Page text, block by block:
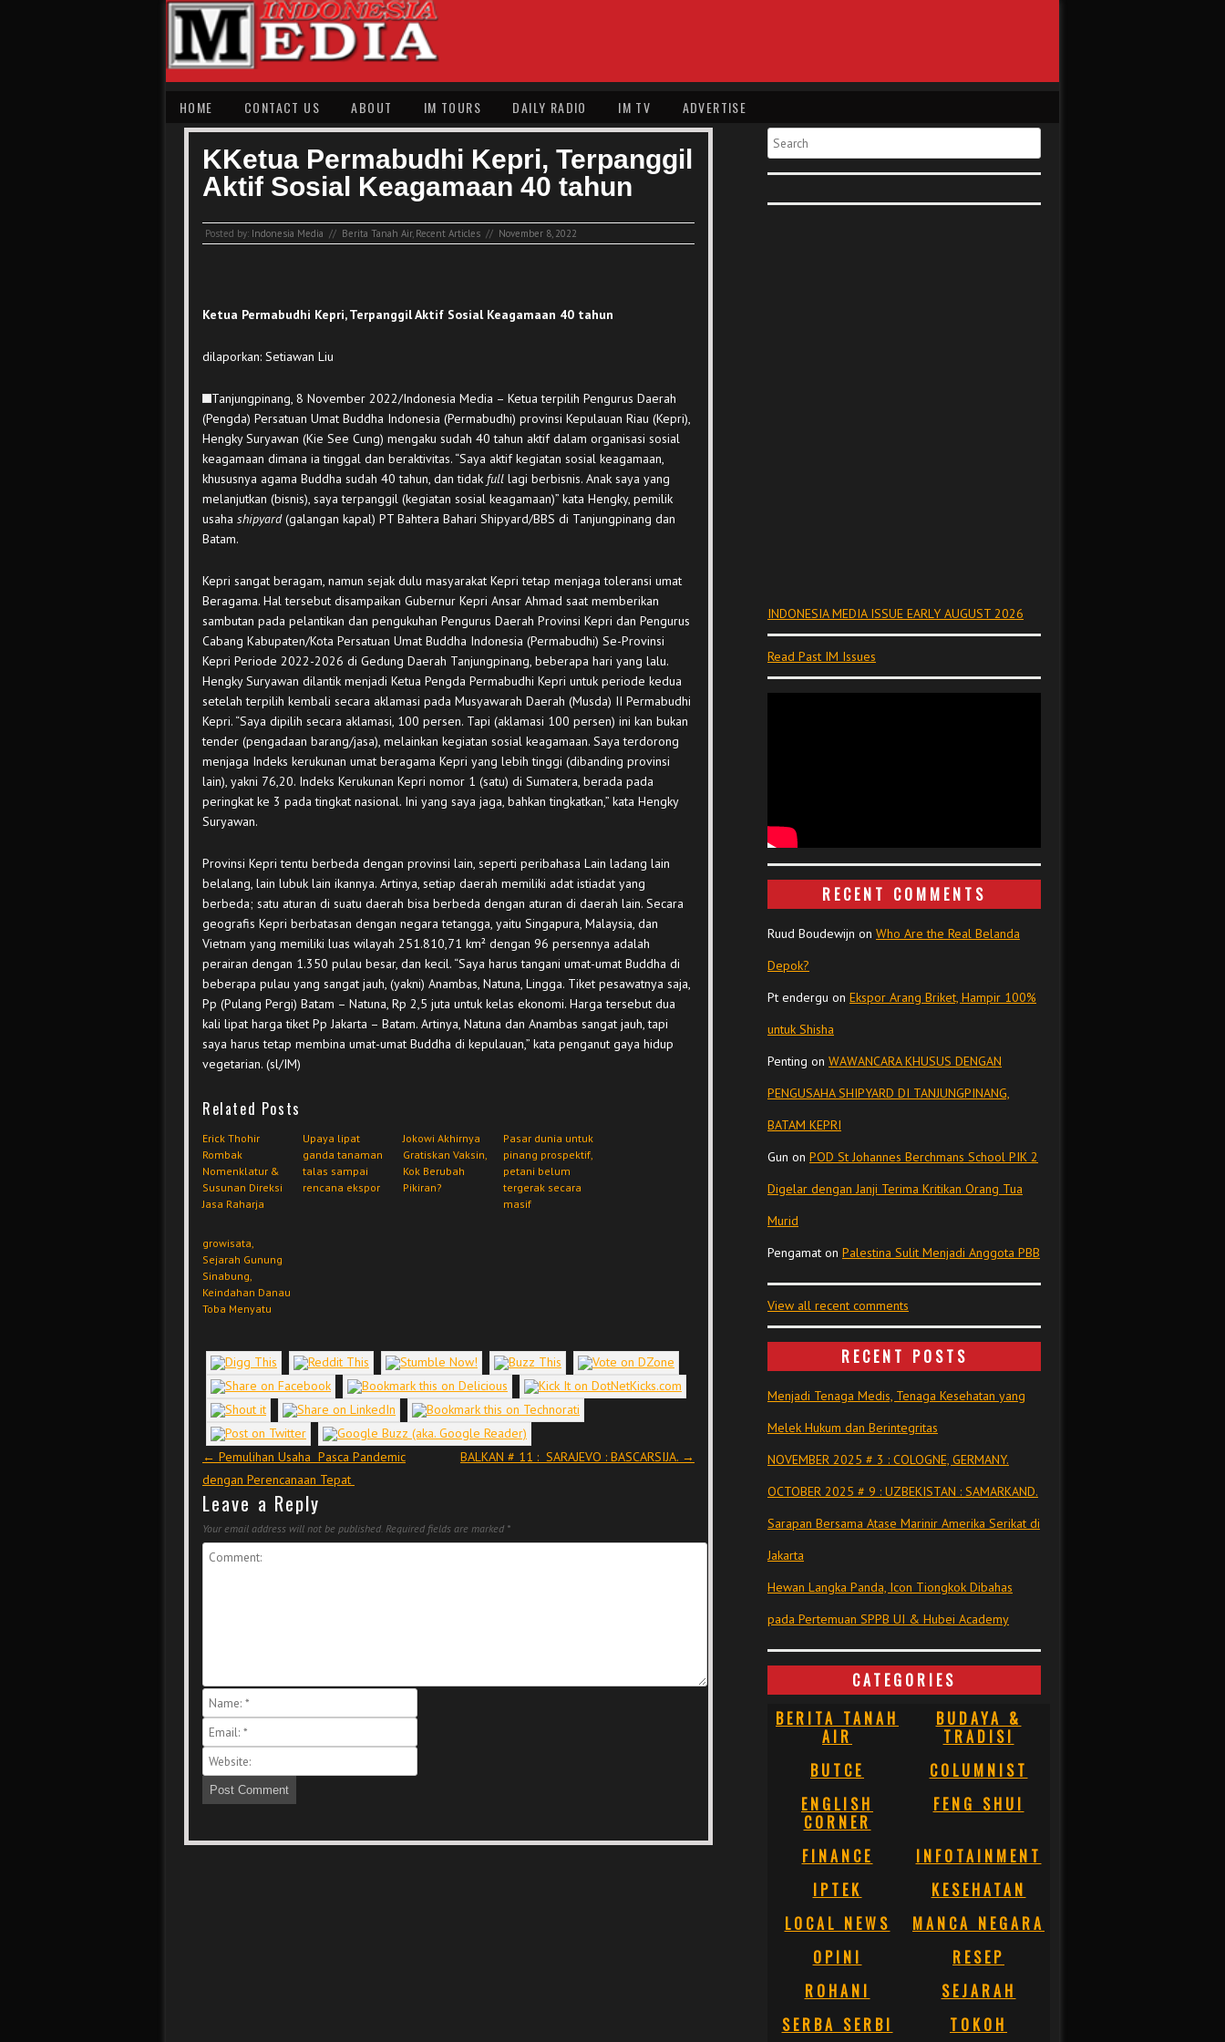
HOME CONTACT US ABOUT IM TOURS DAILY RADIO IM TV ADVERTISE
KKetua Permabudhi Kepri, Terpanggil
Aktif Sosial Keagamaan 40 tahun
Posted by: Indonesia Media // Berita Tanah Air, Recent Articles // November 8, 2022
Ketua Permabudhi Kepri, Terpanggil Aktif Sosial Keagamaan 40 tahun
dilaporkan: Setiawan Liu
Tanjungpinang, 8 November 2022/Indonesia Media – Ketua terpilih Pengurus Daerah
(Pengda) Persatuan Umat Buddha Indonesia (Permabudhi) provinsi Kepulauan Riau (Kepri),
Hengky Suryawan (Kie See Cung) mengaku sudah 40 tahun aktif dalam organisasi sosial
keagamaan dimana ia tinggal dan beraktivitas. “Saya aktif kegiatan sosial keagamaan,
khususnya agama Buddha sudah 40 tahun, dan tidak full lagi berbisnis. Anak saya yang
melanjutkan (bisnis), saya terpanggil (kegiatan sosial keagamaan)” kata Hengky, pemilik
usaha shipyard(galangan kapal) PT Bahtera Bahari Shipyard/BBS di Tanjungpinang dan
Batam.
Kepri sangat beragam, namun sejak dulu masyarakat Kepri tetap menjaga toleransi umat
Beragama. Hal tersebut disampaikan Gubernur Kepri Ansar Ahmad saat memberikan
sambutan pada pelantikan dan pengukuhan Pengurus Daerah Provinsi Kepri dan Pengurus
Cabang Kabupaten/Kota Persatuan Umat Buddha Indonesia (Permabudhi) Se-Provinsi
Kepri Periode 2022-2026 di Gedung Daerah Tanjungpinang, beberapa hari yang lalu.
Hengky Suryawan dilantik menjadi Ketua Pengda Permabudhi Kepri untuk periode kedua
setelah terpilih kembali secara aklamasi pada Musyawarah Daerah (Musda) II Permabudhi
Kepri. “Saya dipilih secara aklamasi, 100 persen. Tapi (aklamasi 100 persen) ini kan bukan
tender (pengadaan barang/jasa), melainkan kegiatan sosial keagamaan. Saya terdorong
menjaga Indeks kerukunan umat beragama Kepri yang lebih tinggi (dibanding provinsi
lain), yakni 76,20. Indeks Kerukunan Kepri nomor 1 (satu) di Sumatera, berada pada
peringkat ke 3 pada tingkat nasional. Ini yang saya jaga, bahkan tingkatkan,” kata Hengky
Suryawan.
Provinsi Kepri tentu berbeda dengan provinsi lain, seperti peribahasa Lain ladang lain
belalang, lain lubuk lain ikannya. Artinya, setiap daerah memiliki adat istiadat yang
berbeda; satu aturan di suatu daerah bisa berbeda dengan aturan di daerah lain. Secara
geografis Kepri berbatasan dengan negara tetangga, yaitu Singapura, Malaysia, dan
Vietnam yang memiliki luas wilayah 251.810,71 km² dengan 96 persennya adalah
perairan dengan 1.350 pulau besar, dan kecil. “Saya harus tangani umat-umat Buddha di
beberapa pulau yang sangat jauh, (yakni) Anambas, Natuna, Lingga. Tiket pesawatnya saja,
Pp (Pulang Pergi) Batam – Natuna, Rp 2,5 juta untuk kelas ekonomi. Harga tersebut dua
kali lipat harga tiket Pp Jakarta – Batam. Artinya, Natuna dan Anambas sangat jauh, tapi
saya harus tetap membina umat-umat Buddha di kepulauan,” kata penganut gaya hidup
vegetarian. (sl/IM)
Related Posts
Erick Thohir
Rombak
Nomenklatur &
Susunan Direksi
Jasa Raharja
Upaya lipat
ganda tanaman
talas sampai
rencana ekspor
Jokowi Akhirnya
Gratiskan Vaksin,
Kok Berubah
Pikiran?
Pasar dunia untuk
pinang prospektif,
petani belum
tergerak secara
masif
growisata,
Sejarah Gunung
Sinabung,
Keindahan Danau
Toba Menyatu
Post navigation
← Pemulihan Usaha Pasca Pandemic
dengan Perencanaan Tepat
BALKAN # 11 : SARAJEVO : BASCARSIJA. →
Leave a Reply
Your email address will not be published. Required fields are marked *
Search
INDONESIA MEDIA ISSUE EARLY AUGUST 2026
Read Past IM Issues
RECENT COMMENTS
Ruud Boudewijn on Who Are the Real Belanda
Depok?
Pt endergu on Ekspor Arang Briket, Hampir 100%
untuk Shisha
Penting on WAWANCARA KHUSUS DENGAN
PENGUSAHA SHIPYARD DI TANJUNGPINANG,
BATAM KEPRI
Gun on POD St Johannes Berchmans School PIK 2
Digelar dengan Janji Terima Kritikan Orang Tua
Murid
Pengamat on Palestina Sulit Menjadi Anggota PBB
View all recent comments
RECENT POSTS
Menjadi Tenaga Medis, Tenaga Kesehatan yang
Melek Hukum dan Berintegritas
NOVEMBER 2025 # 3 : COLOGNE, GERMANY.
OCTOBER 2025 # 9 : UZBEKISTAN : SAMARKAND.
Sarapan Bersama Atase Marinir Amerika Serikat di
Jakarta
Hewan Langka Panda, Icon Tiongkok Dibahas
pada Pertemuan SPPB UI & Hubei Academy
CATEGORIES
BERITA TANAH
AIR
BUDAYA &
TRADISI
BUTCE
COLUMNIST
ENGLISH
CORNER
FENG SHUI
FINANCE
INFOTAINMENT
IPTEK
KESEHATAN
LOCAL NEWS
MANCA NEGARA
OPINI
RESEP
ROHANI
SEJARAH
SERBA SERBI
TOKOH